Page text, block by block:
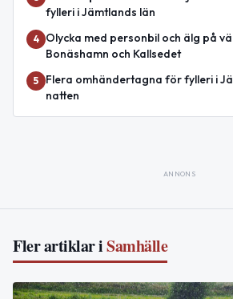
fylleri i Jämtlands län
4
Olycka med personbil och älg på
Bonäshamn och Kallsedet
5
Flera omhändertagna för fylleri i
natten
ANNONS
Fler artiklar iSamhälle